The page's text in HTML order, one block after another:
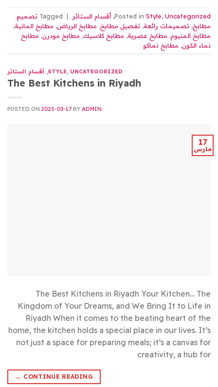
Posted in Style, Uncategorized
, أقسام الستائر |
Tagged تصميم
مطابخ, تصميمات رائعة, تفصيل مطابخ, مطابخ الرياض, مطابخ المانية,
مطابخ المنيوم, مطابخ عصرية, مطابخ كلاسيك, مطابخ مودرن, مطابخ
نماء الكون, مطابخ نماكو
STYLE, UNCATEGORIZED
, أقسام الستائر
The Best Kitchens in Riyadh
POSTED ON 2025-03-17 BY ADMIN
17
مارس
The Best Kitchens in Riyadh Your Kitchen… The
Kingdom of Your Dreams, and We Bring It to Life in
Riyadh When it comes to the beating heart of the
home, the kitchen holds a special place in our lives. It’s
not just a space for preparing meals; it’s a canvas for
creativity, a hub for
CONTINUE READING
→